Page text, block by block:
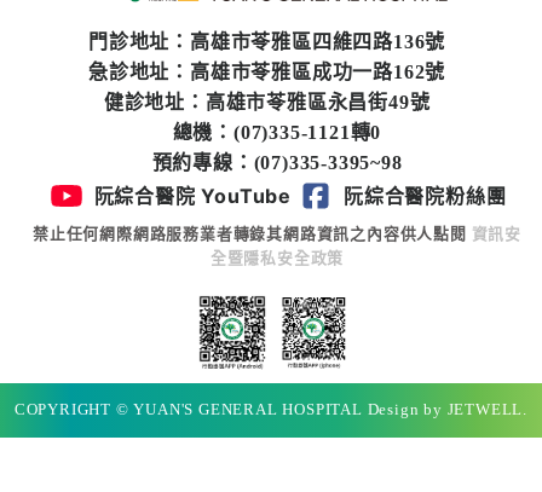
續
門診地址：高雄市苓雅區四維四路136號
急診地址：高雄市苓雅區成功一路162號
健診地址：高雄市苓雅區永昌街49號
總機：(07)335-1121轉0
預約專線：(07)335-3395~98
阮綜合醫院 YouTube 阮綜合醫院粉絲團
禁止任何網際網路服務業者轉錄其網路資訊之內容供人點閱 資訊安
全暨隱私安全政策
COPYRIGHT © YUAN'S GENERAL HOSPITAL Design by JETWELL.